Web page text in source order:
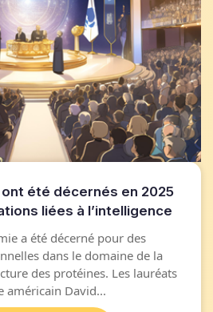
ont été décernés en 2025
liées à l’intelligence
artificielle.
a été décerné pour des
dans le domaine de la
des protéines. Les lauréats
américain David...